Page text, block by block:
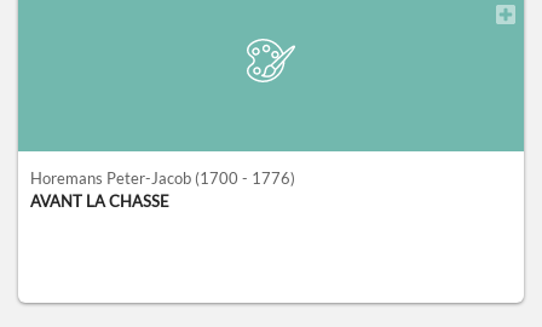
Horemans Peter-Jacob (1700 - 1776)
AVANT LA CHASSE